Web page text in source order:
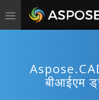
Toggle
navigation
बीआईएम